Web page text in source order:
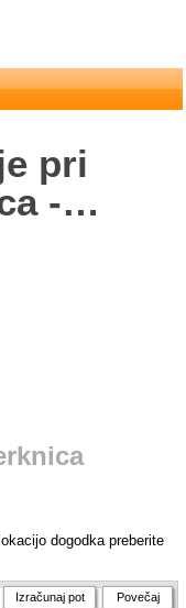
pri
-
Rusa
dogodka preberite
Izračunaj pot Povečaj